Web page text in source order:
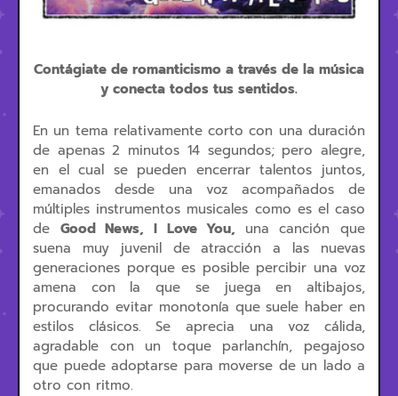
Contágiate de romanticismo a través de la música
y conecta todos tus sentidos.
En un tema relativamente corto con una duración
de apenas 2 minutos 14 segundos; pero alegre,
en el cual se pueden encerrar talentos juntos,
emanados desde una voz acompañados de
múltiples instrumentos musicales como es el caso
de Good News, I Love You, una canción que
suena muy juvenil de atracción a las nuevas
generaciones porque es posible percibir una voz
amena con la que se juega en altibajos,
procurando evitar monotonía que suele haber en
estilos clásicos. Se aprecia una voz cálida,
agradable con un toque parlanchín, pegajoso
que puede adoptarse para moverse de un lado a
otro con ritmo.